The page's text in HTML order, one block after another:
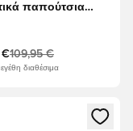
παπούτσια
€109,95 €
διαθέσιμα
να εγγραφείτε ως
ένα Modal για να